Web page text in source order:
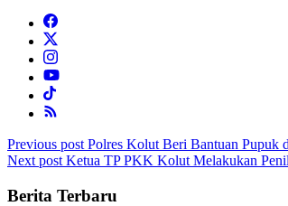
Post
navigation
Previous post Polres Kolut Beri Bantuan Pupuk
Next post Ketua TP PKK Kolut Melakukan
Berita Terbaru